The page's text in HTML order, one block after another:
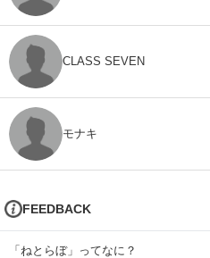
CLASS SEVEN
モナキ
FEEDBACK
「ねとらぼ」ってなに？